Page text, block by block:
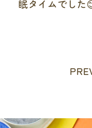
眠タイムでした